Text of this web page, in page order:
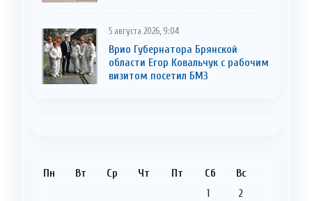
5 августа 2026, 9:04
Врио Губернатора Брянской
области Егор Ковальчук с рабочим
визитом посетил БМЗ
Пн Вт Ср Чт Пт Сб Вс
1
2